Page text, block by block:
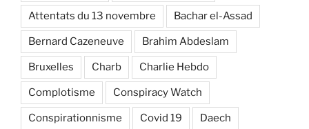
Attentats du 13 novembre Bachar el-Assad
Bernard Cazeneuve Brahim Abdeslam
Bruxelles Charb Charlie Hebdo
Complotisme Conspiracy Watch
Conspirationnisme Covid 19 Daech